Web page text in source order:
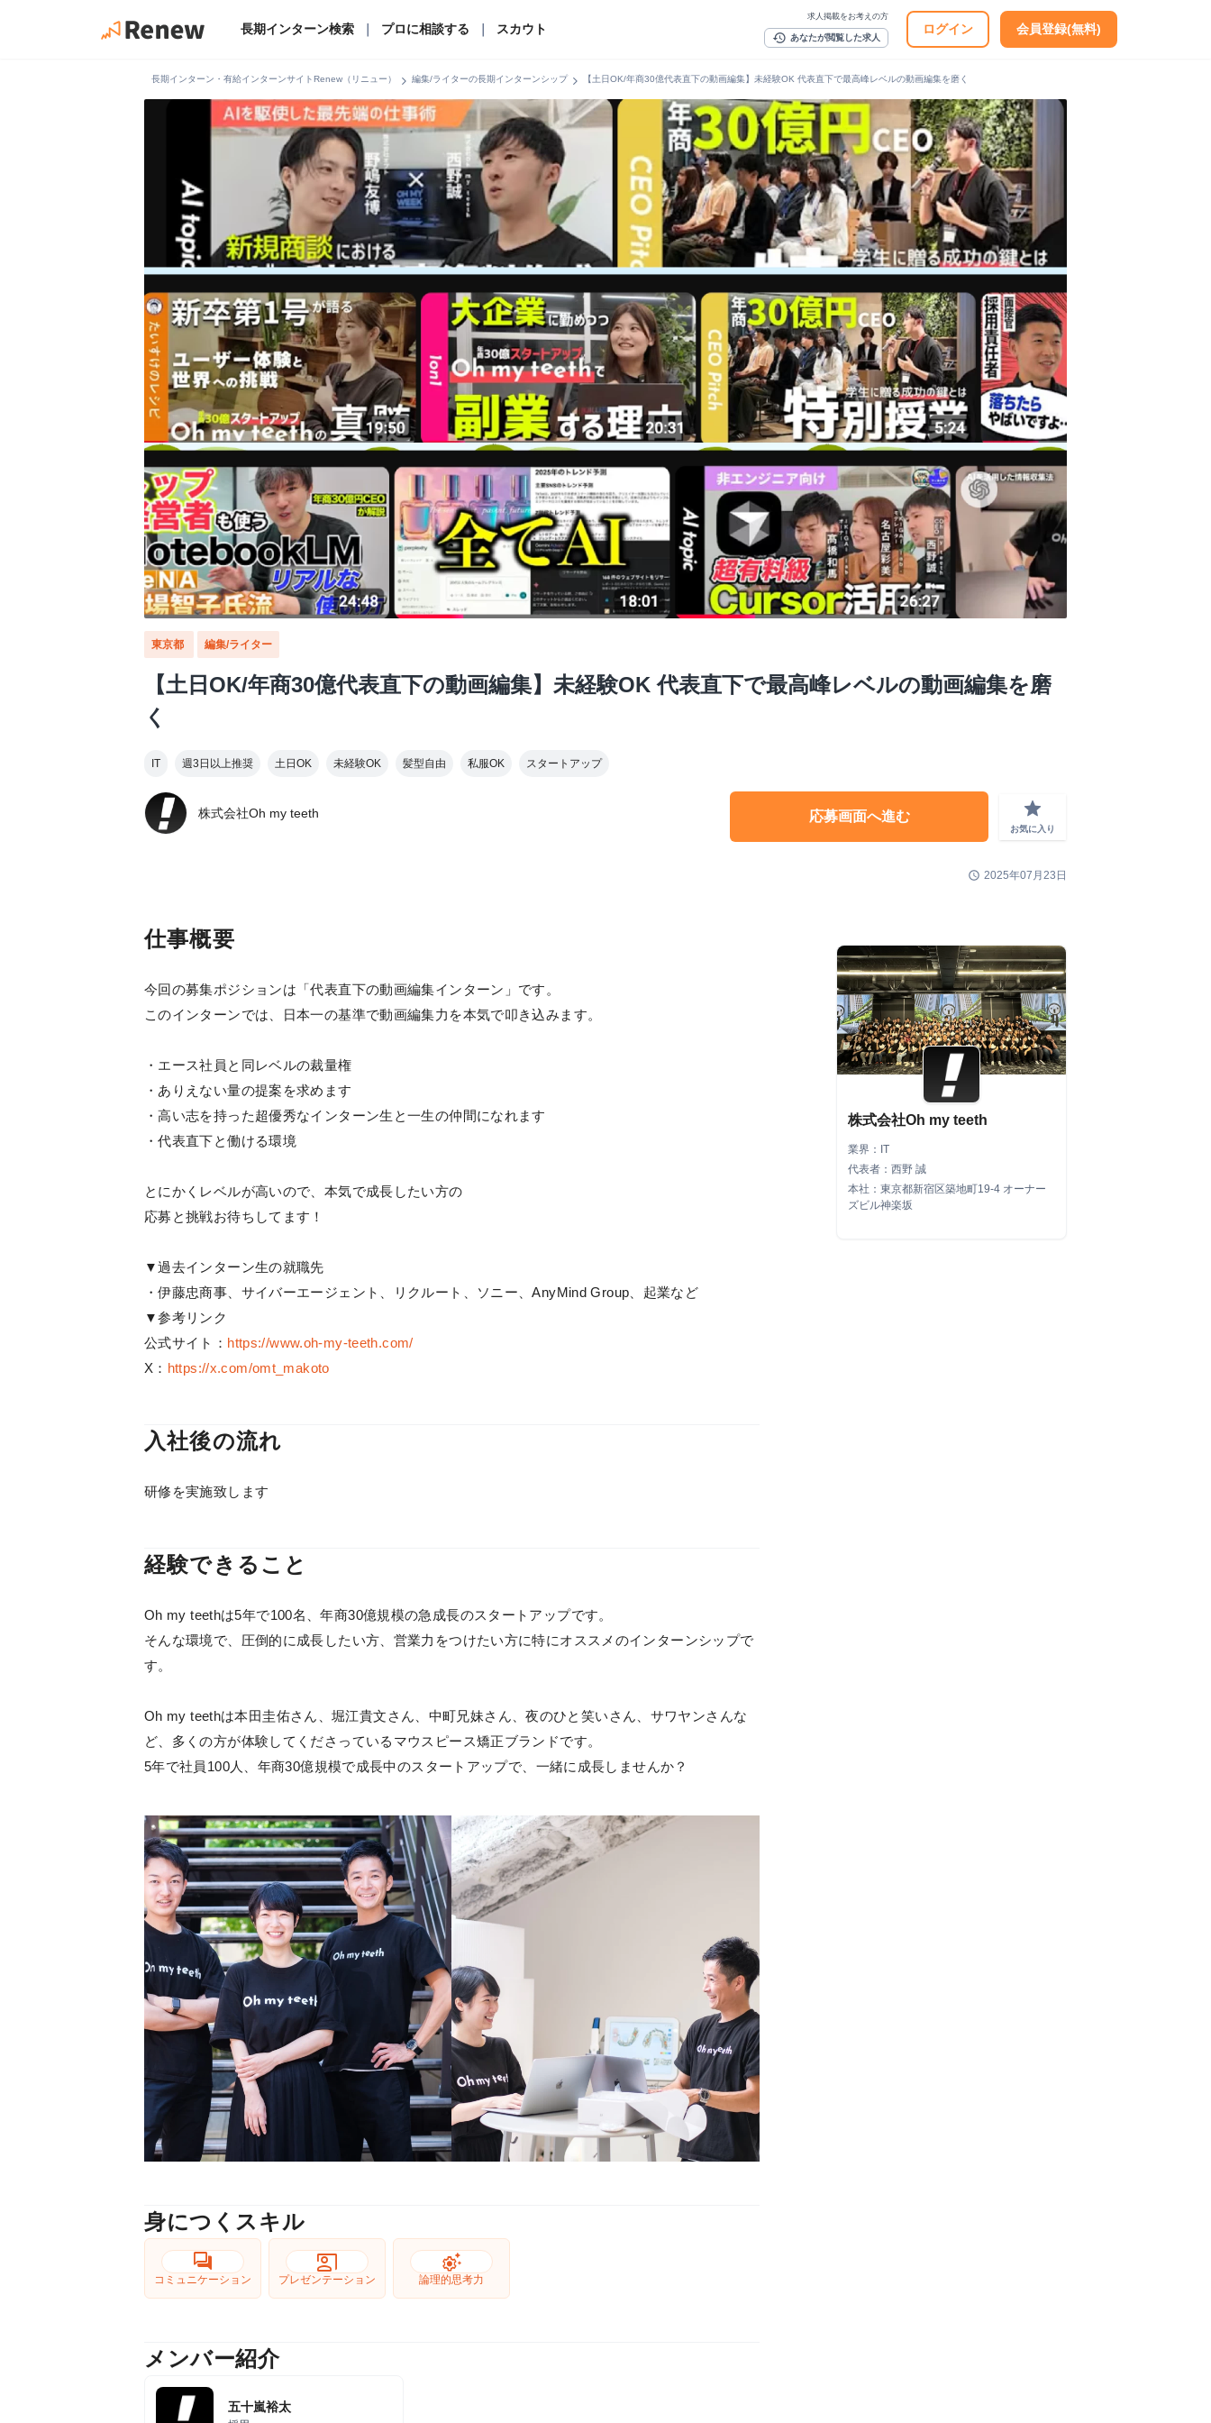
長期インターン検索 プロに相談する スカウト
求人掲載をお考えの方
history あなたが閲覧した求人
ログイン 会員登録(無料)
長期インターン・有給インターンサイトRenew（リニュー） chevron_right 編集/ライターの長期インターンシップchevron_right 【土日OK/年商30億代表直下の動画編集】未経験OK 代表直下で最高峰レベルの動画編集を磨く
東京都 編集/ライター
【土日OK/年商30億代表直下の動画編集】未経験OK 代表直下で最高峰レベルの動画編集を磨
く
IT 週3日以上推奨 土日OK 未経験OK 髪型自由 私服OK スタートアップ
株式会社Oh my teeth 応募画面へ進む grade
お気に入り
schedule 2025年07月23日
仕事概要
今回の募集ポジションは「代表直下の動画編集インターン」です。
このインターンでは、日本一の基準で動画編集力を本気で叩き込みます。
・エース社員と同レベルの裁量権
・ありえない量の提案を求めます
・高い志を持った超優秀なインターン生と一生の仲間になれます
・代表直下と働ける環境
とにかくレベルが高いので、本気で成長したい方の
応募と挑戦お待ちしてます！
▼過去インターン生の就職先
・伊藤忠商事、サイバーエージェント、リクルート、ソニー、AnyMind Group、起業など
▼参考リンク
公式サイト： https://www.oh-my-teeth.com/
X： https://x.com/omt_makoto
入社後の流れ
研修を実施致します
経験できること
Oh my teethは5年で100名、年商30億規模の急成長のスタートアップです。
そんな環境で、圧倒的に成長したい方、営業力をつけたい方に特にオススメのインターンシップで
す。
Oh my teethは本田圭佑さん、堀江貴文さん、中町兄妹さん、夜のひと笑いさん、サワヤンさんな
ど、多くの方が体験してくださっているマウスピース矯正ブランドです。
5年で社員100人、年商30億規模で成長中のスタートアップで、一緒に成長しませんか？
身につくスキル
forum
コミュニケーション
co_present
プレゼンテーション
settings_suggest
論理的思考力
メンバー紹介
五十嵐裕太
株式会社Oh my teeth
業界：IT
代表者：西野 誠
本社：東京都新宿区築地町19-4 オーナー
ズビル神楽坂